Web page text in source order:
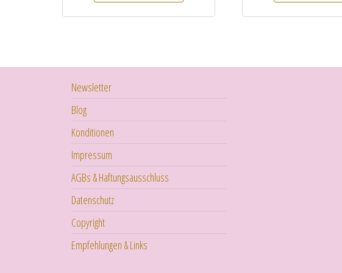
Newsletter
Blog
Konditionen
Impressum
AGBs & Haftungsausschluss
Datenschutz
Copyright
Empfehlungen & Links